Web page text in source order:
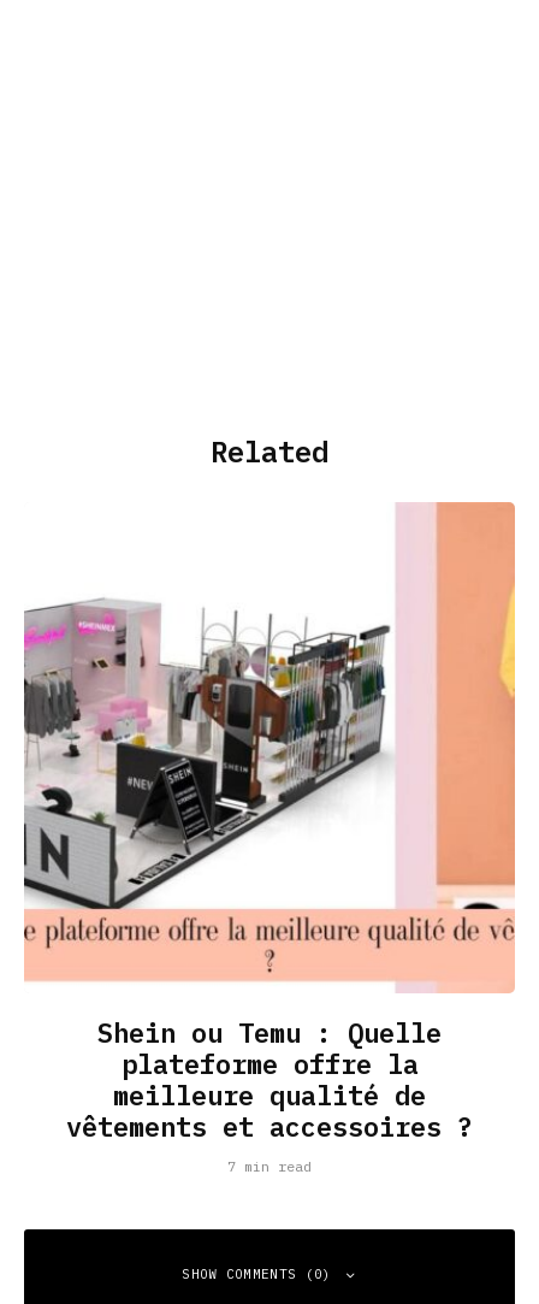
Related
Shein ou Temu : Quelle
plateforme offre la
meilleure qualité de
vêtements et accessoires ?
7 min read
SHOW COMMENTS (0)